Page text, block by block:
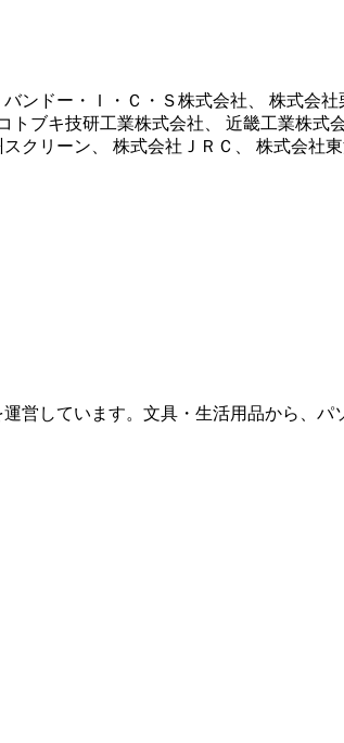
ンドー・Ｉ・Ｃ・Ｓ株式会社、 株式会
ブキ技研工業株式会社、 近畿工業株式
クリーン、 株式会社ＪＲＣ、 株式会社
営しています。文具・生活用品から、